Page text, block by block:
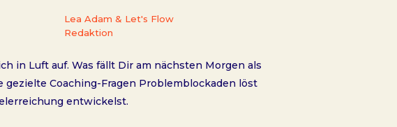
Lea Adam & Let's Flow
Redaktion
in Luft auf. Was fällt Dir am nächsten Morgen als
Coaching-Fragen Problemblockaden löst
entwickelst.